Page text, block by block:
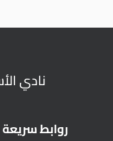
نادي
روابط سريعة